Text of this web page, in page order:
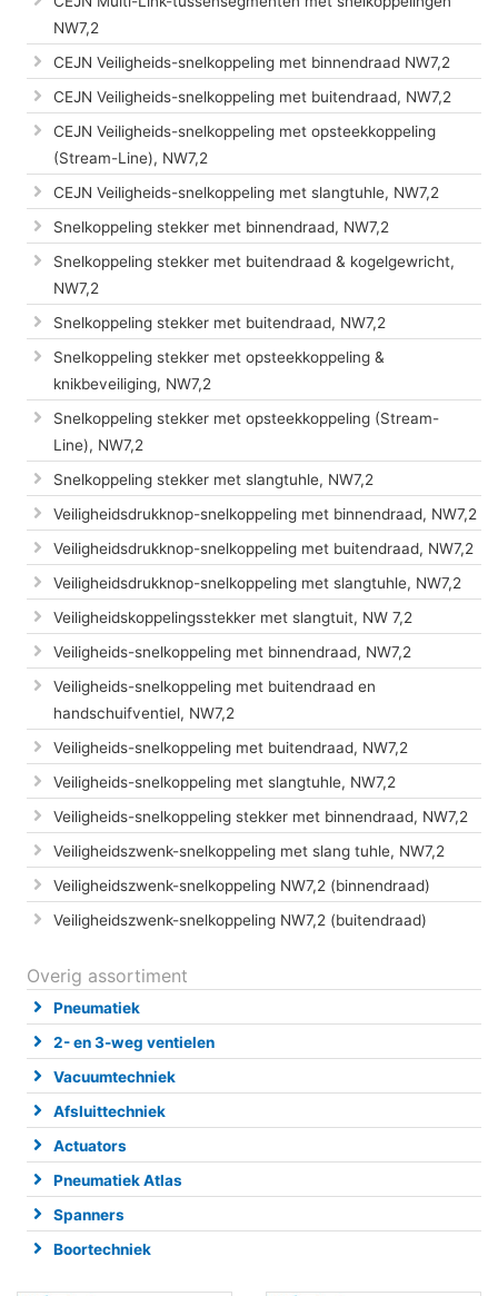
NW7,2
CEJN Veiligheids-snelkoppeling met binnendraad NW7,2
CEJN Veiligheids-snelkoppeling met buitendraad, NW7,2
CEJN Veiligheids-snelkoppeling met opsteekkoppeling
(Stream-Line), NW7,2
CEJN Veiligheids-snelkoppeling met slangtuhle, NW7,2
Snelkoppeling stekker met binnendraad, NW7,2
Snelkoppeling stekker met buitendraad & kogelgewricht,
NW7,2
Snelkoppeling stekker met buitendraad, NW7,2
Snelkoppeling stekker met opsteekkoppeling &
knikbeveiliging, NW7,2
Snelkoppeling stekker met opsteekkoppeling (Stream-
Line), NW7,2
Snelkoppeling stekker met slangtuhle, NW7,2
Veiligheidsdrukknop-snelkoppeling met binnendraad, NW7,2
Veiligheidsdrukknop-snelkoppeling met buitendraad, NW7,2
Veiligheidsdrukknop-snelkoppeling met slangtuhle, NW7,2
Veiligheidskoppelingsstekker met slangtuit, NW 7,2
Veiligheids-snelkoppeling met binnendraad, NW7,2
Veiligheids-snelkoppeling met buitendraad en
handschuifventiel, NW7,2
Veiligheids-snelkoppeling met buitendraad, NW7,2
Veiligheids-snelkoppeling met slangtuhle, NW7,2
Veiligheids-snelkoppeling stekker met binnendraad, NW7,2
Veiligheidszwenk-snelkoppeling met slang tuhle, NW7,2
Veiligheidszwenk-snelkoppeling NW7,2 (binnendraad)
Veiligheidszwenk-snelkoppeling NW7,2 (buitendraad)
Overig assortiment
Pneumatiek
2- en 3-weg ventielen
Vacuumtechniek
Afsluittechniek
Actuators
Pneumatiek Atlas
Spanners
Boortechniek